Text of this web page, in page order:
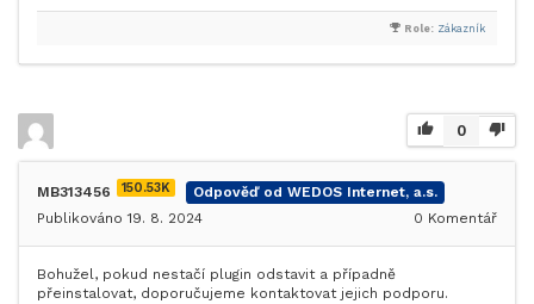
Role: Zákazník
0
MB313456 150.53K
Odpověď od WEDOS Internet, a.s.
Publikováno 19. 8. 2024
0 Komentář
Bohužel, pokud nestačí plugin odstavit a případně
přeinstalovat, doporučujeme kontaktovat jejich podporu.